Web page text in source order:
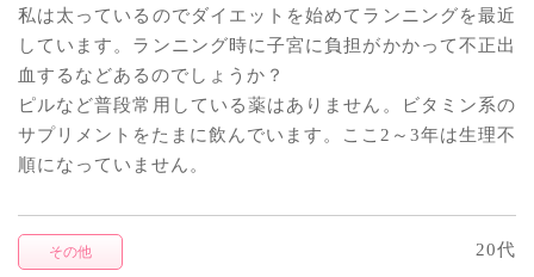
私は太っているのでダイエットを始めてランニングを最近
しています。ランニング時に子宮に負担がかかって不正出
血するなどあるのでしょうか？
ピルなど普段常用している薬はありません。ビタミン系の
サプリメントをたまに飲んでいます。ここ2～3年は生理不
順になっていません。
その他 20代